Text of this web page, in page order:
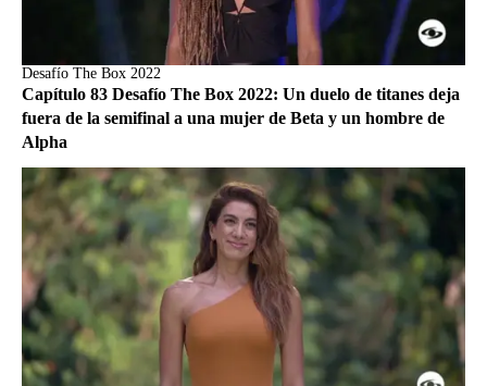
Desafío The Box 2022
Capítulo 83 Desafío The Box 2022: Un duelo de titanes deja
fuera de la semifinal a una mujer de Beta y un hombre de
Alpha